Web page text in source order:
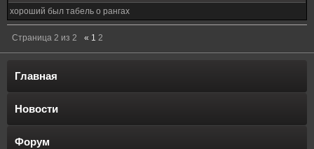
хороший был табель о рангах
Страница 2 из 2 « 1 2
Главная
Новости
Форум